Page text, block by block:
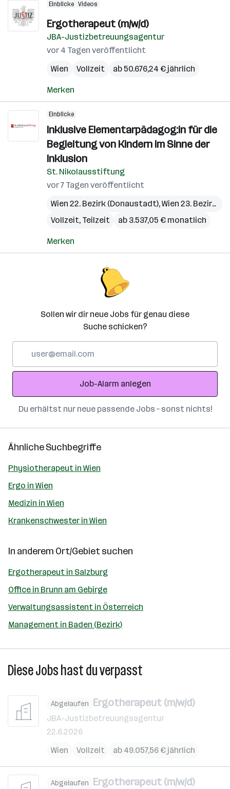
Einblicke Videos
Ergotherapeut (m/w/d)
JBA-Justizbetreuungsagentur
vor 4 Tagen veröffentlicht
Wien
Vollzeit ab 50.676,24 € jährlich
Merken
Einblicke
Inklusive Elementarpädagog:in für die
Begleitung von Kindern im Sinne der
Inklusion
St. Nikolausstiftung
vor 7 Tagen veröffentlicht
Wien 22. Bezirk (Donaustadt),Wien 23. Bezirk (Liesing)
Vollzeit, Teilzeit
ab 3.537,05 € monatlich
Merken
Sollen wir dir neue Jobs für genau diese
Suche schicken?
Adresse
Job-Alarm anlegen
Du erhältst nur neue passende Jobs – sonst nichts!
Ähnliche Suchbegriffe
Physiotherapeut in Wien
Ergo in Wien
Medizin in Wien
Krankenschwester in Wien
In anderem Ort/Gebiet suchen
Ergotherapeut in Salzburg
Office in Brunn am Gebirge
Verwaltungsassistent in Österreich
Management in Baden (Bezirk)
Diese Jobs hast du verpasst
Abgelaufen Ergotherapeut (m/w/d)
JBA-Justizbetreuungsagentur
22.6.2026
Wien
Vollzeit ab 49.057,56 € jährlich
Abgelaufen Ergotherapeut (m/w/d)